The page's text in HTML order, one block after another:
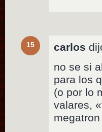
15 carlos
no se si
para los
(o por lo
valares,